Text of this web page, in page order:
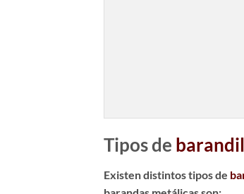
Tipos de
Existen distintos tipos de